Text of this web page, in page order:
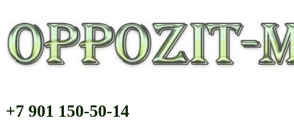
+7 901 150-50-14